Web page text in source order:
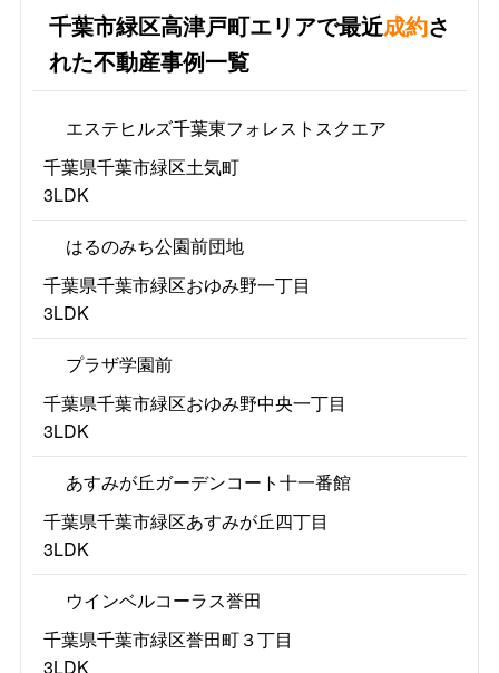
千葉市緑区高津戸町エリアで最近成約さ
れた不動産事例一覧
エステヒルズ千葉東フォレストスクエア
千葉県千葉市緑区土気町
3LDK
はるのみち公園前団地
千葉県千葉市緑区おゆみ野一丁目
3LDK
プラザ学園前
千葉県千葉市緑区おゆみ野中央一丁目
3LDK
あすみが丘ガーデンコート十一番館
千葉県千葉市緑区あすみが丘四丁目
3LDK
ウインベルコーラス誉田
千葉県千葉市緑区誉田町３丁目
3LDK